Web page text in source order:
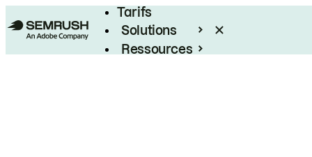
Tarifs
Solutions
Ressources